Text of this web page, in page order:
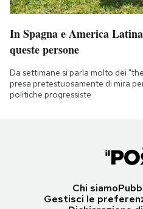
In Spagna e America
queste persone
Da settimane si parla molto dei
presa pretestuosamente di mira
politiche progressiste
Chi siamo
Gestisci le